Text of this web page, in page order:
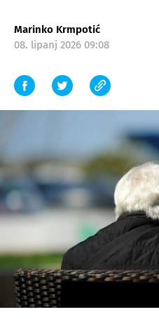
Marinko Krmpotić
08. lipanj 2026 09:08